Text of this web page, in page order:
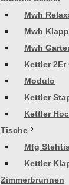
Mwh
Mwh
Mwh
Kettler
Modulo
Kettler
Kettler
Tische
Mfg
Kettler
Zimmerbrunnen